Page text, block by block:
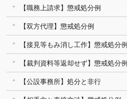
【職務上請求】懲戒処分例
【双方代理】懲戒処分例
【接見等もみ消し工作】懲戒処分例
【裁判資料等返却せず】懲戒処分例
【公設事務所】処分と非行